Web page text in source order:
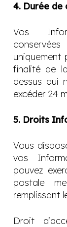
4. Durée
Vos
uniquement
finalité de
dessus qui
excéder 24
5. Droits
Vous
vos
pouvez
postale
remplissant
Droit